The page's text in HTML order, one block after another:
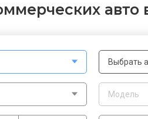
авто
Выбрать
Модель